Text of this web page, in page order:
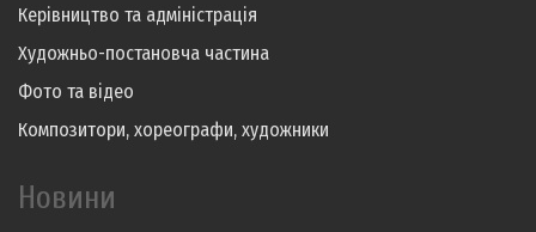
Керівництво та адміністрація
Художньо-постановча частина
Фото та відео
Композитори, хореографи, художники
Новини